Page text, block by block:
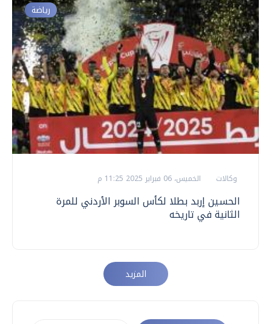
رياضة
وكالات الخميس، 06 فبراير 2025 11:25 م
الحسين إربد بطلا لكأس السوبر الأردني للمرة
الثانية في تاريخه
المزيد